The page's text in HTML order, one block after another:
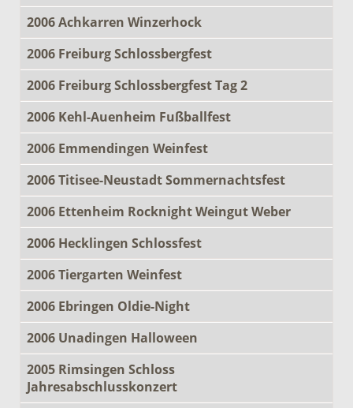
2006 Achkarren Winzerhock
2006 Freiburg Schlossbergfest
2006 Freiburg Schlossbergfest Tag 2
2006 Kehl-Auenheim Fußballfest
2006 Emmendingen Weinfest
2006 Titisee-Neustadt Sommernachtsfest
2006 Ettenheim Rocknight Weingut Weber
2006 Hecklingen Schlossfest
2006 Tiergarten Weinfest
2006 Ebringen Oldie-Night
2006 Unadingen Halloween
2005 Rimsingen Schloss
Jahresabschlusskonzert